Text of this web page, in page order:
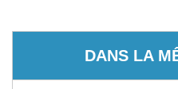
DANS LA